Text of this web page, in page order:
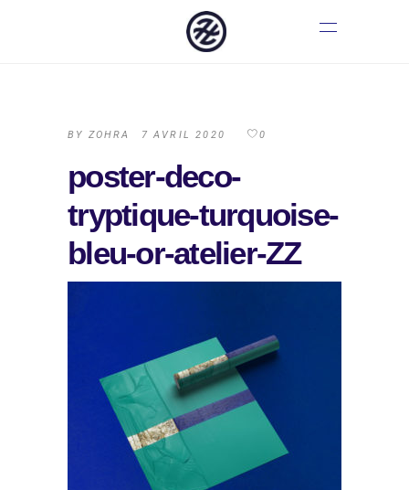
BY ZOHRA 7 AVRIL 2020 0
poster-deco-
tryptique-turquoise-
bleu-or-atelier-ZZ